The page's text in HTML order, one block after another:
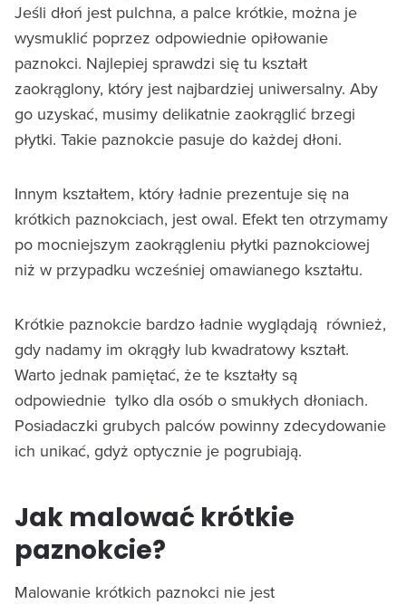
Jeśli dłoń jest pulchna, a palce krótkie, można je
wysmuklić poprzez odpowiednie opiłowanie
paznokci. Najlepiej sprawdzi się tu kształt
zaokrąglony, który jest najbardziej uniwersalny. Aby
go uzyskać, musimy delikatnie zaokrąglić brzegi
płytki. Takie paznokcie pasuje do każdej dłoni.
Innym kształtem, który ładnie prezentuje się na
krótkich paznokciach, jest owal. Efekt ten otrzymamy
po mocniejszym zaokrągleniu płytki paznokciowej
niż w przypadku wcześniej omawianego kształtu.
Krótkie paznokcie bardzo ładnie wyglądają również,
gdy nadamy im okrągły lub kwadratowy kształt.
Warto jednak pamiętać, że te kształty są
odpowiednie tylko dla osób o smukłych dłoniach.
Posiadaczki grubych palców powinny zdecydowanie
ich unikać, gdyż optycznie je pogrubiają.
Jak malować krótkie
paznokcie?
Malowanie krótkich paznokci nie jest